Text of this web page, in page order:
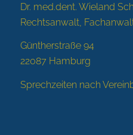
Dr. med.dent. Wieland
Rechtsanwalt,
Güntherstraße 94
22087 Hamburg
Sprechzeiten nach